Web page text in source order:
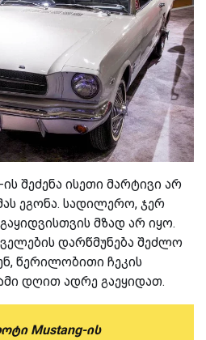
შეძენა ისეთი მარტივი არ
ეგონა. სადილერო, ჯერ
მზად არ იყო.
დარწმუნება შეძლო
წერილობითი ჩეკის
დღით ადრე გაეყიდათ.
Mustang-ის